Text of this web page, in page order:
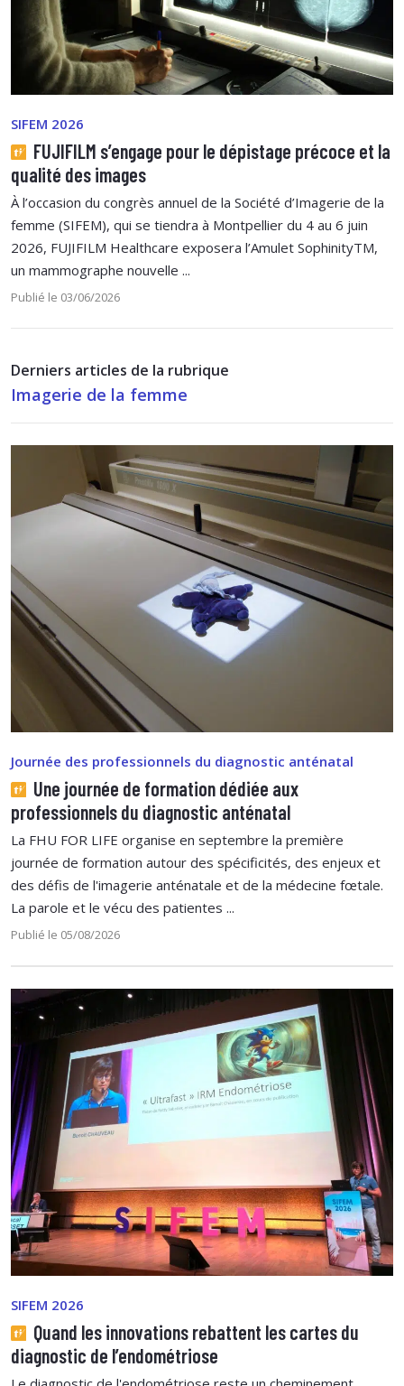
SIFEM 2026
FUJIFILM s’engage pour le dépistage précoce et la
qualité des images
À l’occasion du congrès annuel de la Société d’Imagerie de la
femme (SIFEM), qui se tiendra à Montpellier du 4 au 6 juin
2026, FUJIFILM Healthcare exposera l’Amulet SophinityTM,
un mammographe nouvelle ...
Publié le 03/06/2026
Derniers articles de la rubrique
Imagerie de la femme
Journée des professionnels du diagnostic anténatal
Une journée de formation dédiée aux
professionnels du diagnostic anténatal
La FHU FOR LIFE organise en septembre la première
journée de formation autour des spécificités, des enjeux et
des défis de l'imagerie anténatale et de la médecine fœtale.
La parole et le vécu des patientes ...
Publié le 05/08/2026
SIFEM 2026
Quand les innovations rebattent les cartes du
diagnostic de l’endométriose